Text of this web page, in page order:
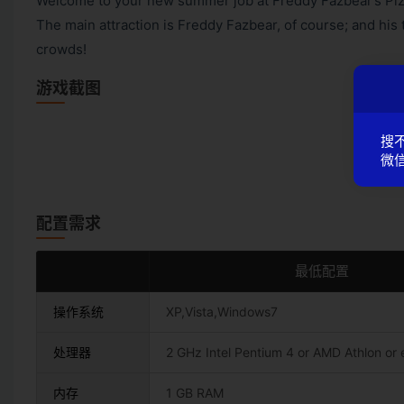
The main attraction is Freddy Fazbear, of course; and
crowds!
游戏截图
配置需求
最低配置
操作系统 XP,Vista,Windows7
处理器 2 GHz Intel Pentium 4 or AMD Athlon or
内存 1 GB RAM
搜
微